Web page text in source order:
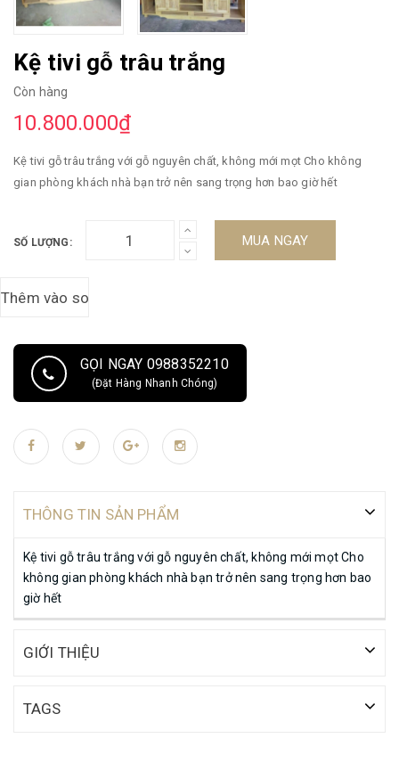
Kệ tivi gỗ trâu trắng
Còn hàng
10.800.000₫
Kệ tivi gỗ trâu trắng với gỗ nguyên chất, không mới mọt Cho không
gian phòng khách nhà bạn trở nên sang trọng hơn bao giờ hết
SỐ LƯỢNG: MUA NGAY
GỌI NGAY 0988352210
(Đặt Hàng Nhanh Chóng)
THÔNG TIN SẢN PHẨM
Kệ tivi gỗ trâu trắng với gỗ nguyên chất, không mới mọt Cho
không gian phòng khách nhà bạn trở nên sang trọng hơn bao
giờ hết
GIỚI THIỆU
TAGS